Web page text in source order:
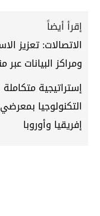
إقرأ أيضاً
الاتصالات: تعزيز
ومراكز البيانات عبر
إستراتيجية
التكنولوجيا
إفريقيا وأوروبا